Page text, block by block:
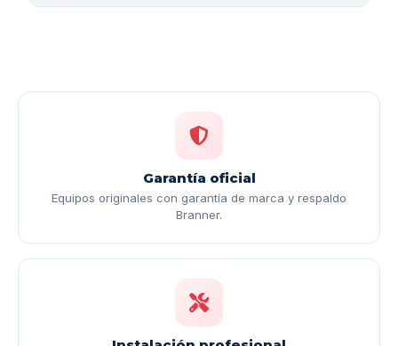
Garantía oficial
Equipos originales con garantía de marca y respaldo
Branner.